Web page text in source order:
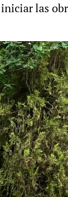
las